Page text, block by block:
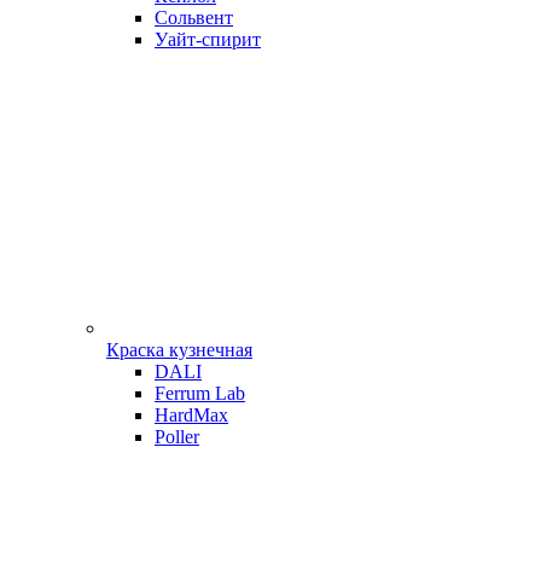
Сольвент
Уайт-спирит
Краска кузнечная
DALI
Ferrum Lab
HardMax
Poller